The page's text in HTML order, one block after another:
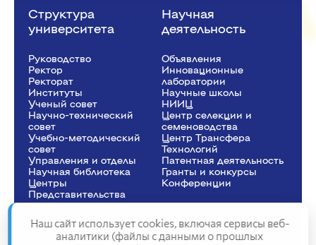
Структура
университета
Руководство
Ректор
Рeкторат
Институты
Ученый совет
Научно-технический
совет
Учебно-методический
совет
Управления и отделы
Научная библиотека
Центры
Представительства
Научная
деятельность
Объявления
Инновационные
лаборатории
Научные школы
НИИЦ
Центр селекции и
семеноводства
Центр Трансфера
Технологий
Патентная деятельность
Гранты и конкурсы
Конференции
Наш сайт использует cookies, включая сервисы веб-
аналитики (файлы с данными о прошлых